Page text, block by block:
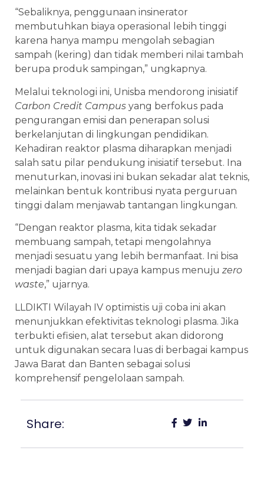
“Sebaliknya, penggunaan insinerator
membutuhkan biaya operasional lebih tinggi
karena hanya mampu mengolah sebagian
sampah (kering) dan tidak memberi nilai tambah
berupa produk sampingan,” ungkapnya.
Melalui teknologi ini, Unisba mendorong inisiatif
Carbon Credit Campus yang berfokus pada
pengurangan emisi dan penerapan solusi
berkelanjutan di lingkungan pendidikan.
Kehadiran reaktor plasma diharapkan menjadi
salah satu pilar pendukung inisiatif tersebut. Ina
menuturkan, inovasi ini bukan sekadar alat teknis,
melainkan bentuk kontribusi nyata perguruan
tinggi dalam menjawab tantangan lingkungan.
“Dengan reaktor plasma, kita tidak sekadar
membuang sampah, tetapi mengolahnya
menjadi sesuatu yang lebih bermanfaat. Ini bisa
menjadi bagian dari upaya kampus menuju zero
waste,” ujarnya.
LLDIKTI Wilayah IV optimistis uji coba ini akan
menunjukkan efektivitas teknologi plasma. Jika
terbukti efisien, alat tersebut akan didorong
untuk digunakan secara luas di berbagai kampus
Jawa Barat dan Banten sebagai solusi
komprehensif pengelolaan sampah.
Share: